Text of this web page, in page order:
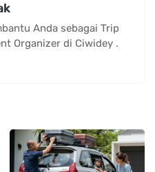
Anda sebagai Trip
Organizer di Ciwidey .